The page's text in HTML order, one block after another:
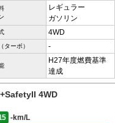
レギュラー
ガソリン
4WD
ターボ） -
H27年度燃費基準
達成
4WD
-km/L